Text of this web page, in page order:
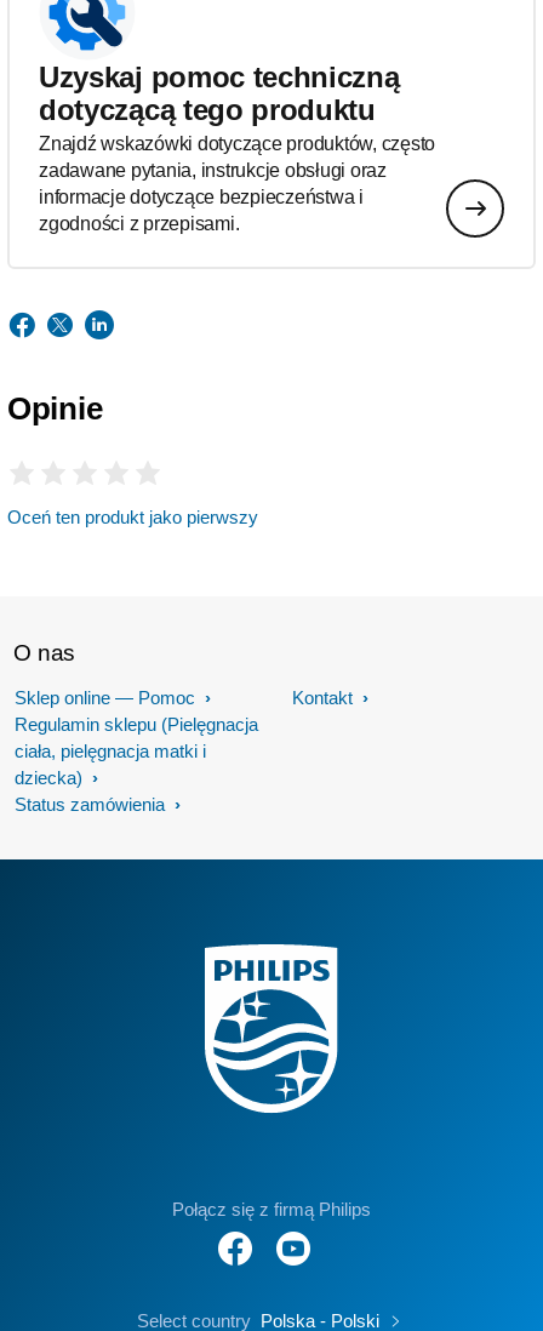
Uzyskaj pomoc techniczną
dotyczącą tego produktu
Znajdź wskazówki dotyczące produktów, często
zadawane pytania, instrukcje obsługi oraz
informacje dotyczące bezpieczeństwa i
zgodności z przepisami.
Opinie
Oceń ten produkt jako pierwszy
O nas
Sklep online — Pomoc
Regulamin sklepu (Pielęgnacja
ciała, pielęgnacja matki i
dziecka)
Status zamówienia
Kontakt
Połącz się z firmą Philips
Select country Polska - Polski